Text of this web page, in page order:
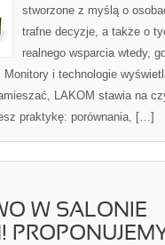
stworzone z myślą o
trafne decyzje, a także o
realnego wsparcia wtedy,
i technologie
LAKOM stawia na
praktykę: porównania, […]
W SALONIE